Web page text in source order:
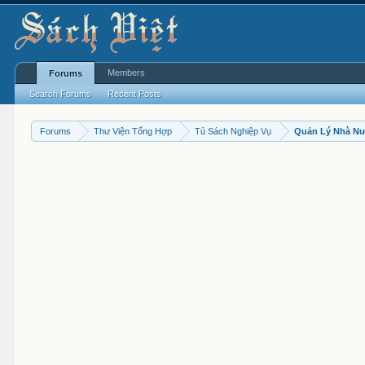
Forums Thư Viện Tổng Hợp Tủ Sách Nghiệp Vụ Quản Lý Nhà
Forums
Search Forums Recent Posts
Members